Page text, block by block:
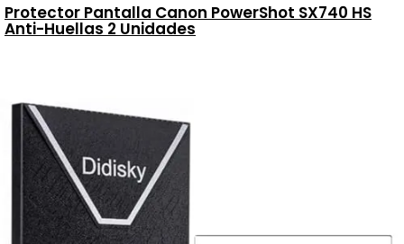
Protector Pantalla Canon PowerShot SX740 HS
Anti-Huellas 2 Unidades